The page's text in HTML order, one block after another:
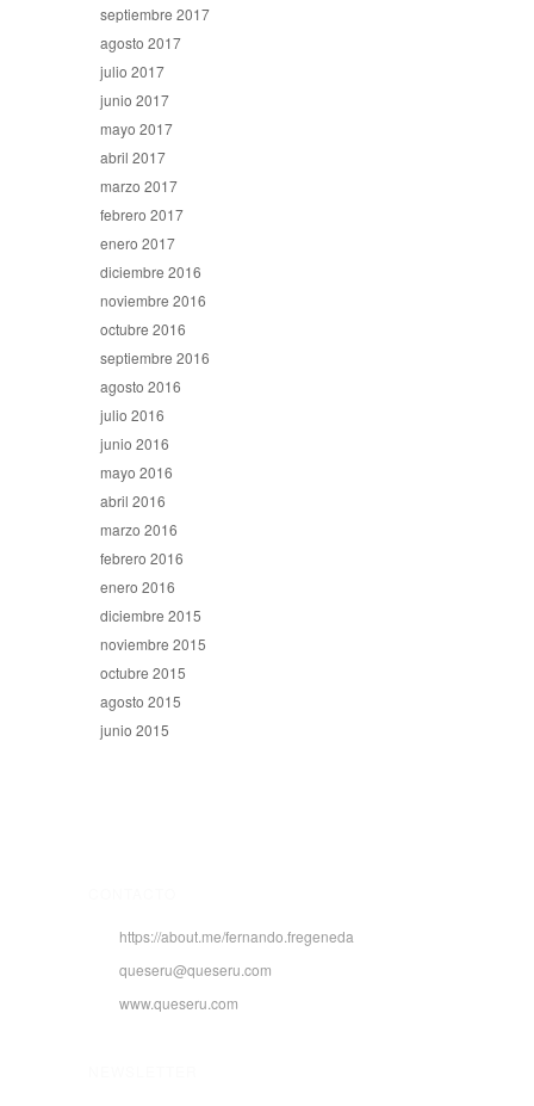
septiembre 2017
agosto 2017
julio 2017
junio 2017
mayo 2017
abril 2017
marzo 2017
febrero 2017
enero 2017
diciembre 2016
noviembre 2016
octubre 2016
septiembre 2016
agosto 2016
julio 2016
junio 2016
mayo 2016
abril 2016
marzo 2016
febrero 2016
enero 2016
diciembre 2015
noviembre 2015
octubre 2015
agosto 2015
junio 2015
https://about.me/fernando.fregeneda
queseru@queseru.com
www.queseru.com